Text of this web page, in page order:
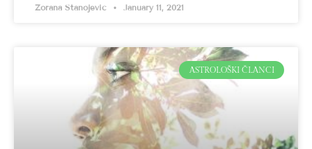
Zorana Stanojević January 11, 2021
ASTROLOŠKI ČLANCI